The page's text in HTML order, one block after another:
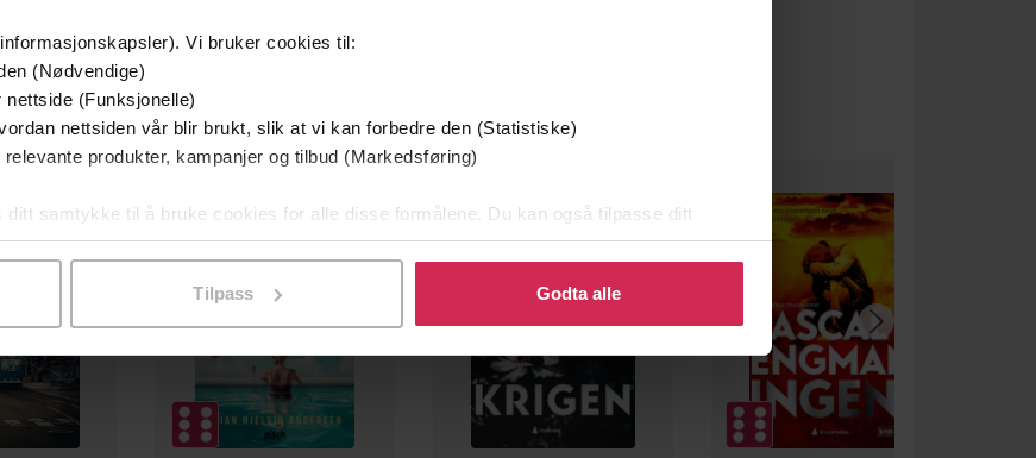
Vi bruker cookies til:
(Nødvendige)
(Funksjonelle)
nettsiden vår blir brukt, slik at vi kan forbedre den (Statistiske)
produkter, kampanjer og tilbud (Markedsføring)
ditt samtykke til å bruke cookies for alle disse formålene. Du kan også tilpasse ditt
å klikke på «Tilpass». Du kan når som helst trekke tilbake eller endre ditt samtykke.
Tilpass Godta alle
Premium